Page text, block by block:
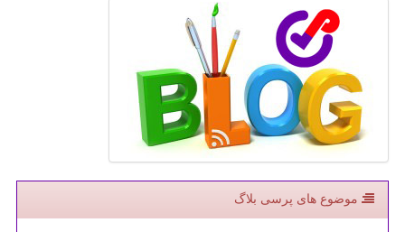
موضوع های پرسی بلاگ